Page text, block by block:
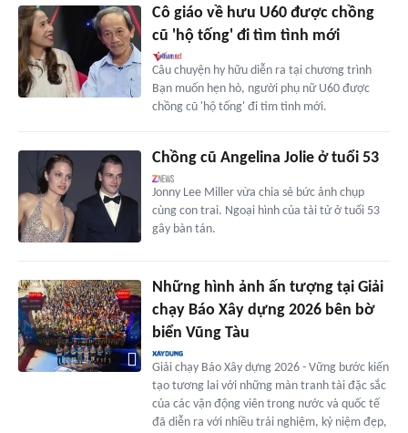
Cô giáo về hưu U60 được chồng
cũ 'hộ tống' đi tìm tình mới
Câu chuyện hy hữu diễn ra tại chương trình
Bạn muốn hẹn hò, người phụ nữ U60 được
chồng cũ 'hộ tống' đi tìm tình mới.
Chồng cũ Angelina Jolie ở tuổi 53
Jonny Lee Miller vừa chia sẻ bức ảnh chụp
cùng con trai. Ngoại hình của tài tử ở tuổi 53
gây bàn tán.
Những hình ảnh ấn tượng tại Giải
chạy Báo Xây dựng 2026 bên bờ
biển Vũng Tàu
Giải chạy Báo Xây dựng 2026 - Vững bước kiến
tạo tương lai với những màn tranh tài đặc sắc
của các vận động viên trong nước và quốc tế
đã diễn ra với nhiều trải nghiệm, kỷ niệm đẹp,